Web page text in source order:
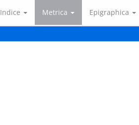
Indice Metrica Epigraphica